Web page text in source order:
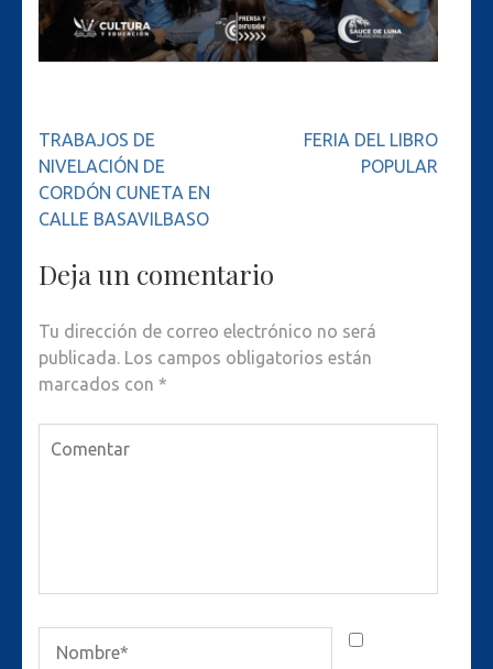
Navegación
de
entradas
TRABAJOS DE
NIVELACIÓN DE
CORDÓN CUNETA EN
CALLE BASAVILBASO
FERIA DEL LIBRO
POPULAR
Deja un comentario
Tu dirección de correo electrónico no será
publicada. Los campos obligatorios están
marcados con *